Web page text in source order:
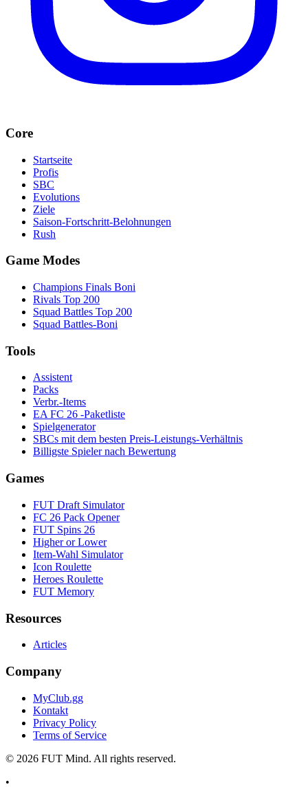
Core
Startseite
Profis
SBC
Evolutions
Ziele
Saison-Fortschritt-Belohnungen
Rush
Game Modes
Champions Finals Boni
Rivals Top 200
Squad Battles Top 200
Squad Battles-Boni
Tools
Assistent
Packs
Verbr.-Items
EA FC 26 -Paketliste
Spielgenerator
SBCs mit dem besten Preis-Leistungs-Verhältnis
Billigste Spieler nach Bewertung
Games
FUT Draft Simulator
FC 26 Pack Opener
FUT Spins 26
Higher or Lower
Item-Wahl Simulator
Icon Roulette
Heroes Roulette
FUT Memory
Resources
Articles
Company
MyClub.gg
Kontakt
Privacy Policy
Terms of Service
© 2026 FUT Mind. All rights reserved.
•